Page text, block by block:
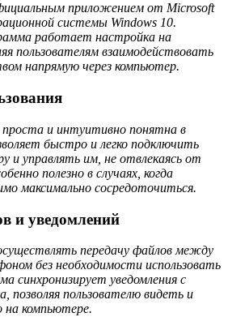
приложением от Microsoft
системы Windows 10.
работает настройка на
пользователям взаимодействовать
напрямую через компьютер.
и интуитивно понятна в
быстро и легко подключить
и управлять им, не отвлекаясь от
полезно в случаях, когда
максимально сосредоточиться.
и уведомлений
передачу файлов между
без необходимости использовать
синхронизирует уведомления с
позволяя пользователю видеть и
на компьютере.